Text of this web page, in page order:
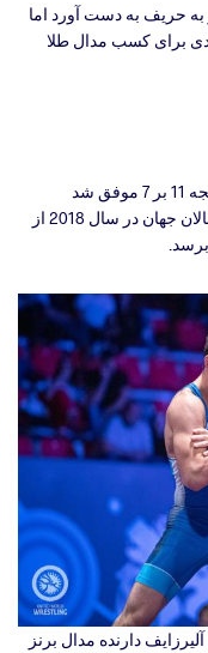
و اخطار به حریف به دست آورد اما
3 کشتی گیر فنلاندی برای کسب مدال طلا
در 60 کیلوگرم، آرمن ملکیان از ارمنستان با نتیجه 11 بر 7 موفق شد
ژولامان شارشنبکوف دارنده مدال نقره بزرگسالان جهان در سال 2018 از
نیز میلاد آلیرزایف دارنده مدال برنز